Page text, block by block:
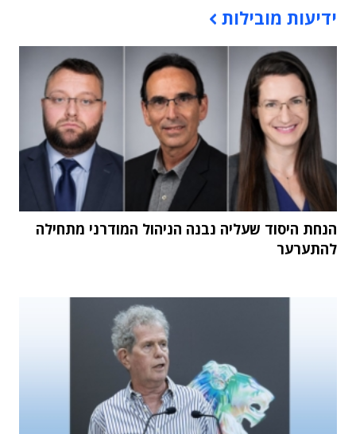
ידיעות מובילות
הנחת היסוד שעליה נבנה הניהול המודרני מתחילה
להתערער